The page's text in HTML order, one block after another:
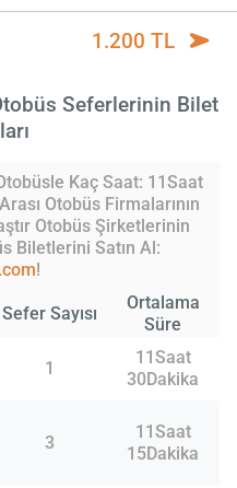
1.200 TL
Seferlerinin Bilet
Kaç Saat: 11Saat
Otobüs Firmalarının
Otobüs Şirketlerinin
Biletlerini Satın Al:
!
Sefer Sayısı
Ortalama
Süre
1
11Saat
30Dakika
3
11Saat
15Dakika